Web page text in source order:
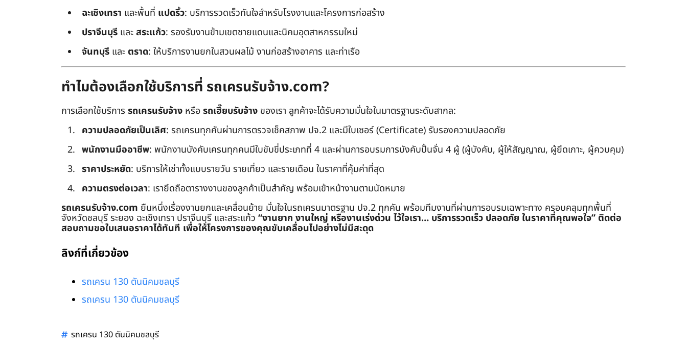
ฉะเชิงเทรา และพื้นที่ แปดริ้ว: บริการรวดเร็วทันใจสำหรับโรงงานและโครงการก่อสร้าง
ปราจีนบุรี และสระแก้ว: รองรับงานข้ามเขตชายแดนและนิคมอุตสาหกรรมใหม่
จันทบุรี และ ตราด: ให้บริการงานยกในสวนผลไม้ งานก่อสร้างอาคาร และท่าเรือ
ทำไมต้องเลือกใช้บริการที่ รถเครนรับจ้าง.com?
การเลือกใช้บริการ รถเครนรับจ้าง หรือรถเฮี๊ยบรับจ้าง ของเรา ลูกค้าจะได้รับความมั่นใจในมาตรฐานระดับสากล:
ความปลอดภัยเป็นเลิศ: รถเครนทุกคันผ่านการตรวจเช็คสภาพ ปจ.2 และมีใบเซอร์ (Certificate) รับรองความปลอดภัย
พนักงานมืออาชีพ: พนักงานบังคับเครนทุกคนมีใบขับขี่ประเภทที่ 4 และผ่านการอบรมการบังคับปั้นจั่น 4 ผู้ (ผู้บังคับ, ผู้ให้สัญญาณ, ผู้ยึดเกาะ, ผู้ควบคุม)
ราคาประหยัด: บริการให้เช่าทั้งแบบรายวัน รายเที่ยว และรายเดือน ในราคาที่คุ้มค่าที่สุด
ความตรงต่อเวลา: เรายึดถือตารางงานของลูกค้าเป็นสำคัญ พร้อมเข้าหน้างานตามนัดหมาย
รถเครนรับจ้าง.com ยืนหนึ่งเรื่องงานยกและเคลื่อนย้าย มั่นใจในรถเครนมาตรฐาน ปจ.2 ทุกคัน พร้อมทีมงานที่ผ่านการอบรมเฉพาะทาง ครอบคลุมทุกพื้นที่
จังหวัดชลบุรี ระยอง ฉะเชิงเทรา ปราจีนบุรี และสระแก้ว “งานยาก งานใหญ่ หรืองานเร่งด่วน ไว้ใจเรา… บริการรวดเร็ว ปลอดภัย ในราคาที่คุณพอใจ” ติดต่อ
สอบถามขอใบเสนอราคาได้ทันที เพื่อให้โครงการของคุณขับเคลื่อนไปอย่างไม่มีสะดุด
ลิงก์ที่เกี่ยวข้อง
รถเครน 130 ตันนิคมชลบุรี
รถเครน 130 ตันนิคมชลบุรี
รถเครน 130 ตันนิคมชลบุรี